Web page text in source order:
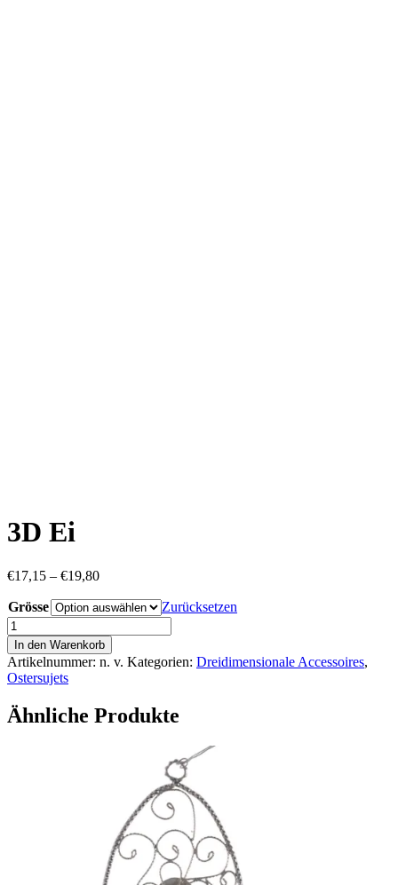
3D Ei
€17,15 – €19,80Preisspanne:
bis
€19,80
Grösse
Zurücksetzen
3D
Ei
Menge
In den Warenkorb
Artikelnummer: n. v. Kategorien: Dreidimensionale Accessoires,
Ostersujets
Ähnliche Produkte